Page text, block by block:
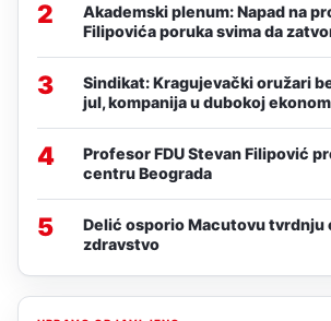
2
Akademski plenum: Napad na
Filipovića poruka svima da
3
Sindikat: Kragujevački oružari
jul, kompanija u dubokoj
4
Profesor FDU Stevan Filipović
centru Beograda
5
Delić osporio Macutovu tvrdnju
zdravstvo